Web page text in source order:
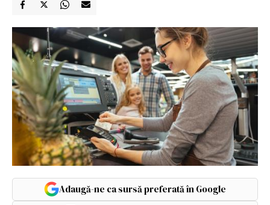
Adaugă-ne ca sursă preferată în Google